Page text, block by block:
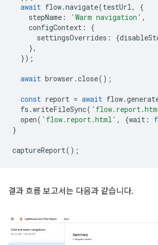
await flow.navigate(testUrl,
{
stepName : 'Warm navigation' ,
configContext :
{
settingsOverrides : {
},
});
await browser .close();
const report = await flow.
fs .writeFileSync(
open( 'flow.report.html' , {wait :
}
captureReport();
결과 흐름 보고서는 다음과 같습니다.